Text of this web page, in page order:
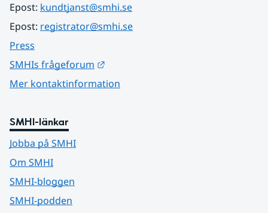
Epost: kundtjanst@smhi.se
Epost: registrator@smhi.se
Press
SMHIs frågeforum
Mer kontaktinformation
SMHI-länkar
Jobba på SMHI
Om SMHI
SMHI-bloggen
SMHI-podden